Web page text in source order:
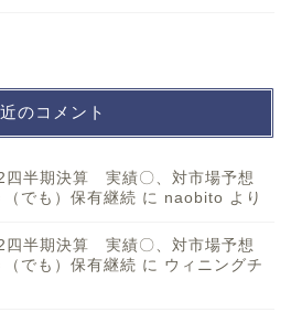
のコメント
四半期決算 実績〇、対市場予想
でも）保有継続 に naobito より
四半期決算 実績〇、対市場予想
でも）保有継続 に ウィニングチ